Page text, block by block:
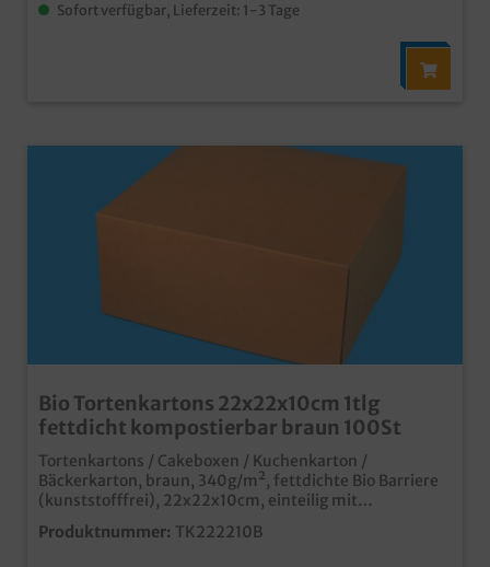
Sofort verfügbar, Lieferzeit: 1-3 Tage
Bio Tortenkartons 22x22x10cm 1tlg
fettdicht kompostierbar braun 100St
Tortenkartons / Cakeboxen / Kuchenkarton /
Bäckerkarton, braun, 340g/m², fettdichte Bio Barriere
(kunststofffrei), 22x22x10cm, einteilig mit
anhängendem Deckel, 100 Stück in UVpraktischer
kleiner Transportkarton für Kuchen und
Produktnummer: TK222210B